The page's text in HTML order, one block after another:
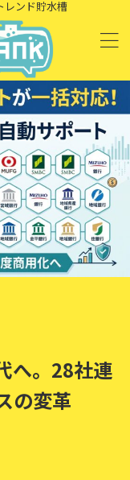
レンド貯水槽
へ。28社連
の変革